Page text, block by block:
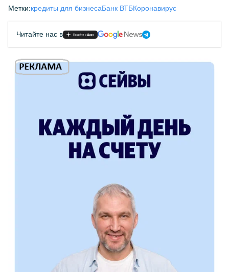
Метки:кредиты для бизнесаБанк ВТБКоронавирус
Читайте нас в